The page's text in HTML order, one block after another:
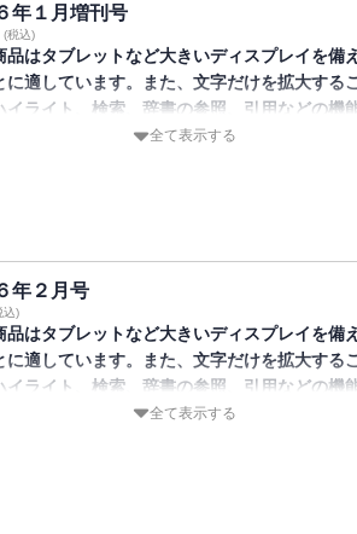
年１月増刊号
(税込)
はタブレットなど大きいディスプレイを備
に適しています。また、文字だけを拡大する
イライト、検索、辞書の参照、引用などの機
永久保存版の一冊です。盟友への惜別の思い
選手の独占手記なども掲載しています。
全て表示する
年２月号
込)
はタブレットなど大きいディスプレイを備
に適しています。また、文字だけを拡大する
イライト、検索、辞書の参照、引用などの機
全て表示する